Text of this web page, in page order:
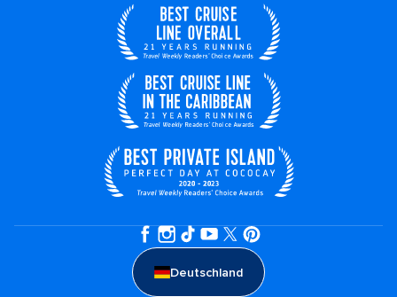
Deutschland